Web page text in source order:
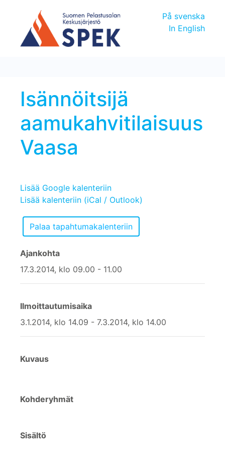
På svenska
In English
Isännöitsijä
aamukahvitilaisuus
Vaasa
Lisää Google kalenteriin
Lisää kalenteriin (iCal / Outlook)
Ajankohta
17.3.2014, klo 09.00 - 11.00
Ilmoittautumisaika
3.1.2014, klo 14.09 - 7.3.2014, klo 14.00
Kuvaus
Kohderyhmät
Sisältö